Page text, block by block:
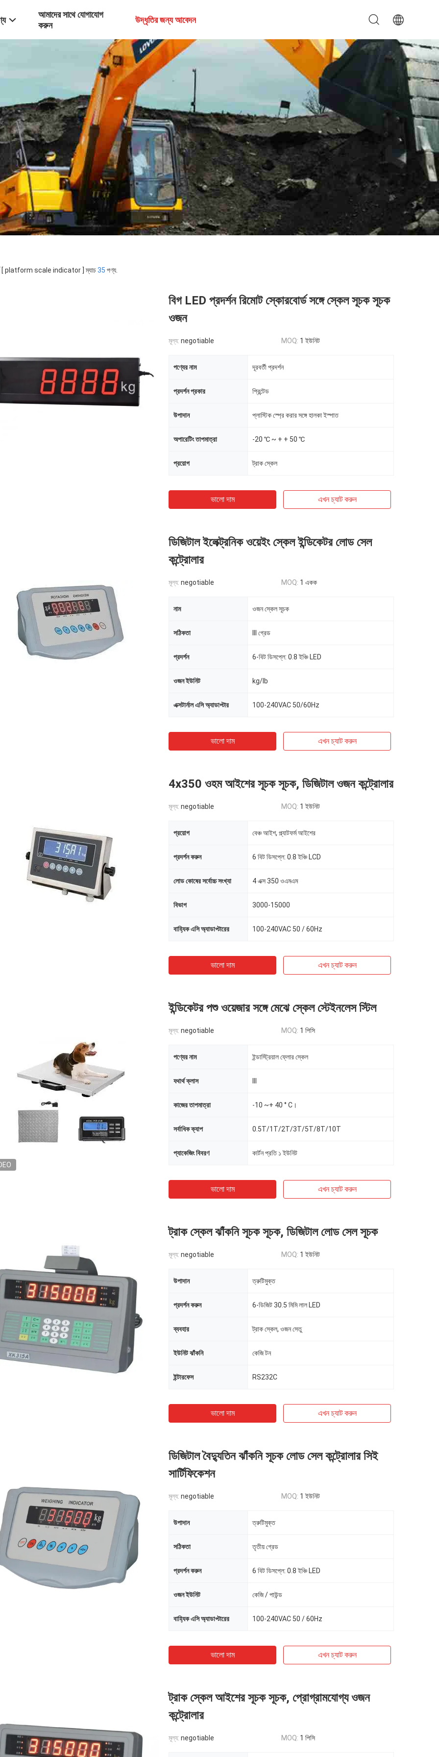
আমাদের সাথে যোগাযোগ
করুন
উদ্ধৃতির জন্য আবেদন
[ platform scale indicator ] ম্যাচ35 পণ্য.
বিগ LED প্রদর্শন রিমোট স্কোরবোর্ড সঙ্গে স্কেল সূচক সূচক
ওজন
মূল্য: negotiable MOQ: 1 ইউনিট
পণ্যের নাম দূরবর্তী প্রদর্শন
প্রদর্শন প্রকার প্রিন্টেড
উপাদান প্লাস্টিক স্প্রে করার সঙ্গে হালকা ইস্পাত
অপারেটিং তাপমাত্রা -20 ℃ ~ + + 50 ℃
প্রয়োগ ট্রাক স্কেল
ভালো দাম এখন চ্যাট করুন
ডিজিটাল ইলেক্ট্রনিক ওয়েইং স্কেল ইন্ডিকেটর লোড সেল
কন্ট্রোলার
মূল্য: negotiable MOQ: 1 একক
নাম ওজন স্কেল সূচক
সঠিকতা III গ্রেড
প্রদর্শন 6-বিট ডিসপ্লে: 0.8 ইঞ্চি LED
ওজন ইউনিট kg/lb
এক্সটার্নাল এসি অ্যাডাপ্টার 100-240VAC 50/60Hz
ভালো দাম এখন চ্যাট করুন
4x350 ওহম আইশের সূচক সূচক, ডিজিটাল ওজন কন্ট্রোলার
মূল্য: negotiable MOQ: 1 ইউনিট
প্রয়োগ বেঞ্চ আইশ, প্ল্যাটফর্ম আইশের
প্রদর্শন করুন 6 বিট ডিসপ্লে: 0.8 ইঞ্চি LCD
লোড কোষের সর্বোচ্চ সংখ্যা 4 এক্স 350 ওএমএম
বিভাগ 3000-15000
বাহ্যিক এসি অ্যাডাপ্টারের 100-240VAC 50 / 60Hz
ভালো দাম এখন চ্যাট করুন
ইন্ডিকেটর পশু ওয়েজার সঙ্গে মেঝে স্কেল স্টেইনলেস স্টিল
মূল্য: negotiable MOQ: 1 পিসি
পণ্যের নাম ইন্ডাস্ট্রিয়াল ফ্লোর স্কেল
যথার্থ ক্লাস
কাজের তাপমাত্রা -10 ~+ 40 ° C।
সর্বাধিক ক্যাপ 0.5T/1T/2T/3T/5T/8T/10T
প্যাকেজিং বিবরণ কার্টন প্রতি ১ ইউনিট
ভালো দাম এখন চ্যাট করুন
ট্রাক স্কেল ঝাঁকনি সূচক সূচক, ডিজিটাল লোড সেল সূচক
মূল্য: negotiable MOQ: 1 ইউনিট
উপাদান ত্রুটিমুক্ত
প্রদর্শন করুন 6-ডিজিট 30.5 মিমি লাল LED
ব্যবহার ট্রাক স্কেল, ওজন সেতু
ইউনিট ঝাঁকনি কেজি টন
ইন্টারফেস RS232C
ভালো দাম এখন চ্যাট করুন
ডিজিটাল বৈদ্যুতিন ঝাঁকনি সূচক লোড সেল কন্ট্রোলার সিই
সার্টিফিকেশন
মূল্য: negotiable MOQ: 1 ইউনিট
উপাদান ত্রুটিমুক্ত
সঠিকতা তৃতীয় গ্রেড
প্রদর্শন করুন 6 বিট ডিসপ্লে: 0.8 ইঞ্চি LED
ওজন ইউনিট কেজি / পাউন্ড
বাহ্যিক এসি অ্যাডাপ্টারের 100-240VAC 50 / 60Hz
ভালো দাম এখন চ্যাট করুন
ট্রাক স্কেল আইশের সূচক সূচক, প্রোগ্রামযোগ্য ওজন
কন্ট্রোলার
মূল্য: negotiable MOQ: 1 পিসি